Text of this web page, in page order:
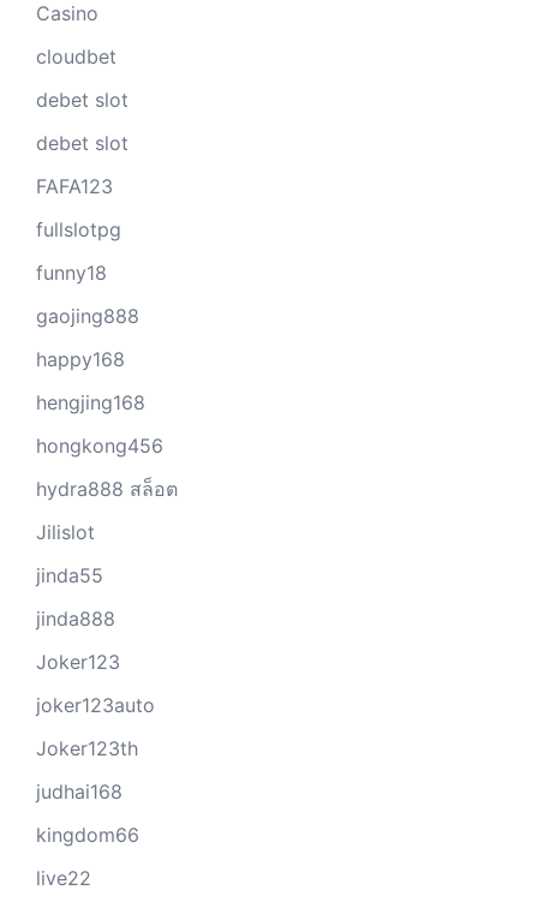
Casino
cloudbet
debet slot
debet slot
FAFA123
fullslotpg
funny18
gaojing888
happy168
hengjing168
hongkong456
hydra888 สล็อต
Jilislot
jinda55
jinda888
Joker123
joker123auto
Joker123th
judhai168
kingdom66
live22